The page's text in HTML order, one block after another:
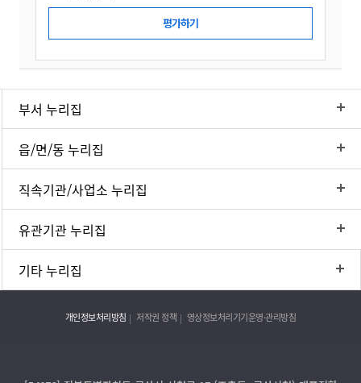
부서 누리집
읍/면/동 누리집
직속기관/사업소 누리집
유관기관 누리집
기타 누리집
개인정보처리방침 저작권 정책 영상정보처리기기운영·관리방침